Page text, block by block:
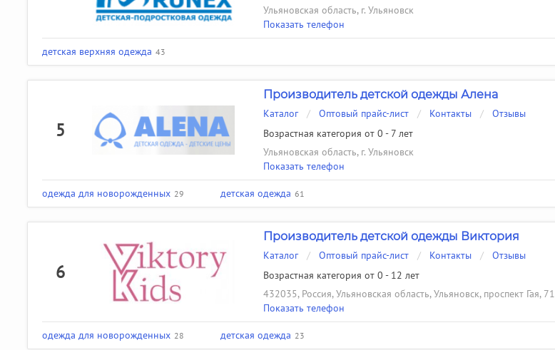
Ульяновская область, г. Ульяновск
Показать телефон
детская верхняя одежда 43
5
Производитель детской одежды Алена
Каталог / Оптовый прайс-лист / Контакты /
Отзывы
Возрастная категория от 0 - 7 лет
Ульяновская область, г. Ульяновск
Показать телефон
одежда для новорожденных 29 детская одежда 61
6
Производитель детской одежды Виктория
Каталог / Оптовый прайс-лист / Контакты /
Отзывы
Возрастная категория от 0 - 12 лет
432035, Россия, Ульяновская область, Ульяновск, проспект Гая, 71
Показать телефон
одежда для новорожденных 28 детская одежда 23